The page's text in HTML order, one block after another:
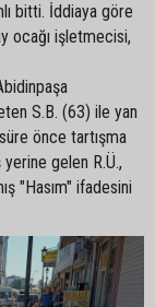
bitti. İddiaya göre
ocağı işletmecisi,
S.B. (63) ile yan
önce tartışma
gelen R.Ü.,
"Hasım" ifadesini